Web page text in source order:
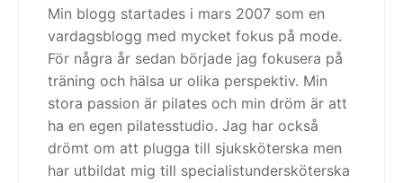
Min blogg startades i mars 2007 som en
vardagsblogg med mycket fokus på mode.
För några år sedan började jag fokusera på
träning och hälsa ur olika perspektiv. Min
stora passion är pilates och min dröm är att
ha en egen pilatesstudio. Jag har också
drömt om att plugga till sjuksköterska men
har utbildat mig till specialistundersköterska